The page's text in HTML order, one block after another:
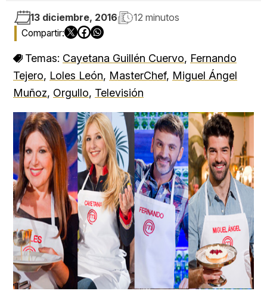
13 diciembre, 2016 12 minutos
Temas: Cayetana Guillén Cuervo, Fernando
Tejero, Loles León, MasterChef, Miguel Ángel
Muñoz, Orgullo, Televisión